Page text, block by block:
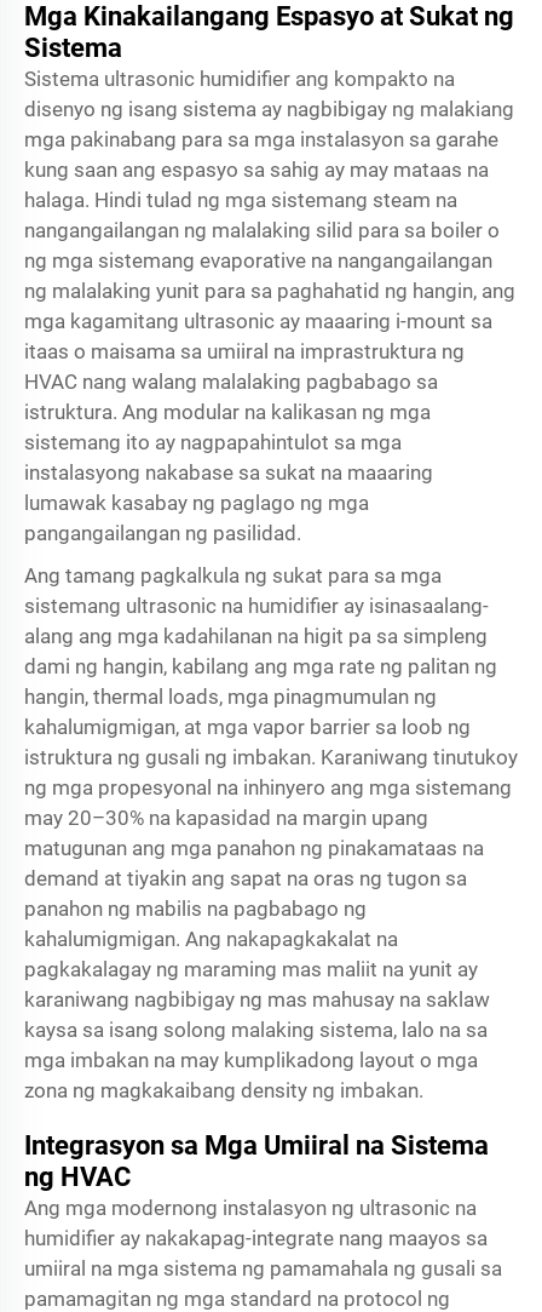
Mga Kinakailangang Espasyo at Sukat ng
Sistema
Sistema ultrasonic humidifier ang kompakto na
disenyo ng isang sistema ay nagbibigay ng malakiang
mga pakinabang para sa mga instalasyon sa garahe
kung saan ang espasyo sa sahig ay may mataas na
halaga. Hindi tulad ng mga sistemang steam na
nangangailangan ng malalaking silid para sa boiler o
ng mga sistemang evaporative na nangangailangan
ng malalaking yunit para sa paghahatid ng hangin, ang
mga kagamitang ultrasonic ay maaaring i-mount sa
itaas o maisama sa umiiral na imprastruktura ng
HVAC nang walang malalaking pagbabago sa
istruktura. Ang modular na kalikasan ng mga
sistemang ito ay nagpapahintulot sa mga
instalasyong nakabase sa sukat na maaaring
lumawak kasabay ng paglago ng mga
pangangailangan ng pasilidad.
Ang tamang pagkalkula ng sukat para sa mga
sistemang ultrasonic na humidifier ay isinasaalang-
alang ang mga kadahilanan na higit pa sa simpleng
dami ng hangin, kabilang ang mga rate ng palitan ng
hangin, thermal loads, mga pinagmumulan ng
kahalumigmigan, at mga vapor barrier sa loob ng
istruktura ng gusali ng imbakan. Karaniwang tinutukoy
ng mga propesyonal na inhinyero ang mga sistemang
may 20–30% na kapasidad na margin upang
matugunan ang mga panahon ng pinakamataas na
demand at tiyakin ang sapat na oras ng tugon sa
panahon ng mabilis na pagbabago ng
kahalumigmigan. Ang nakapagkakalat na
pagkakalagay ng maraming mas maliit na yunit ay
karaniwang nagbibigay ng mas mahusay na saklaw
kaysa sa isang solong malaking sistema, lalo na sa
mga imbakan na may kumplikadong layout o mga
zona ng magkakaibang density ng imbakan.
Integrasyon sa Mga Umiiral na Sistema
ng HVAC
Ang mga modernong instalasyon ng ultrasonic na
humidifier ay nakakapag-integrate nang maayos sa
umiiral na mga sistema ng pamamahala ng gusali sa
pamamagitan ng mga standard na protocol ng